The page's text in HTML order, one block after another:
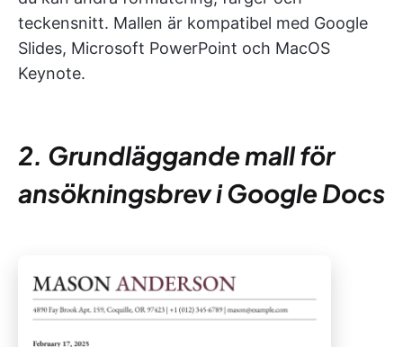
teckensnitt. Mallen är kompatibel med Google
Slides, Microsoft PowerPoint och MacOS
Keynote.
2. Grundläggande mall för
ansökningsbrev i Google Docs